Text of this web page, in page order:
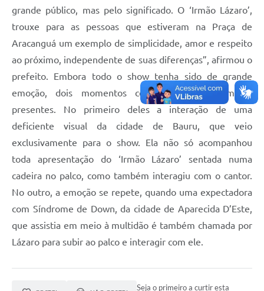
grande público, mas pelo significado. O ‘Irmão Lázaro’,
trouxe para as pessoas que estiveram na Praça de
Aracanguá um exemplo de simplicidade, amor e respeito
ao próximo, independente de suas diferenças”, afirmou o
prefeito. Embora todo o show tenha sido de grande
emoção, dois momentos certamente marcaram os
presentes. No primeiro deles a interação de uma
deficiente visual da cidade de Bauru, que veio
exclusivamente para o show. Ela não só acompanhou
toda apresentação do ‘Irmão Lázaro’ sentada numa
cadeira no palco, como também interagiu com o cantor.
No outro, a emoção se repete, quando uma expectadora
com Síndrome de Down, da cidade de Aparecida D’Este,
que assistia em meio à multidão é também chamada por
Lázaro para subir ao palco e interagir com ele.
Seja o primeiro a curtir esta